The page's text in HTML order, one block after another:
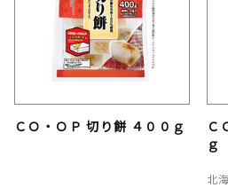
ＣＯ・ＯＰ 切り餅 ４００ｇ
Ｃ
ｇ
北